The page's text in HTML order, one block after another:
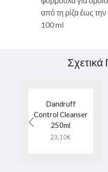
από τη ρίζα έως
100 ml
Σχετικά
Dandruff
Control Cleanser
250ml
23,10€